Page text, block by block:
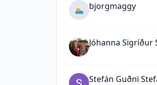
🏊 bjorgmaggy
Jóhanna Sigríður
Stefán Guðni